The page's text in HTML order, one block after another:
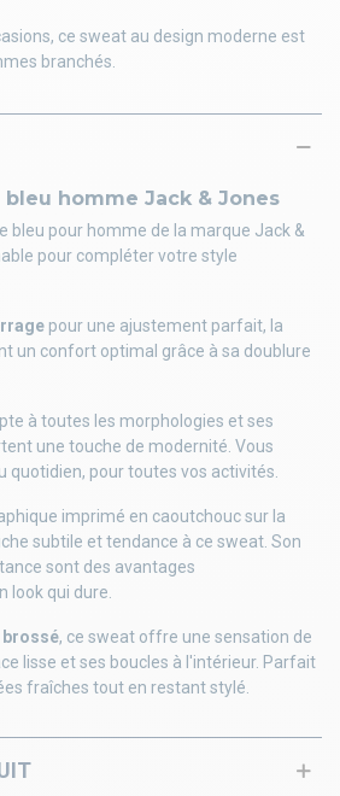
ce sweat au design moderne est
branchés.
homme Jack & Jones
bleu pour homme de la marque Jack &
pour compléter votre style
pour une ajustement parfait, la
un confort optimal grâce à sa doublure
à toutes les morphologies et ses
une touche de modernité. Vous
quotidien, pour toutes vos activités.
imprimé en caoutchouc sur la
subtile et tendance à ce sweat. Son
sont des avantages
look qui dure.
, ce sweat offre une sensation de
lisse et ses boucles à l'intérieur. Parfait
fraîches tout en restant stylé.